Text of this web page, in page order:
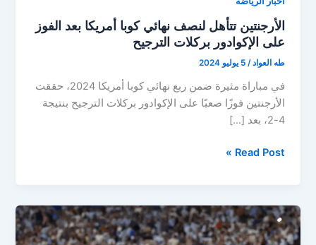
الأرجنتين تتأهل لنصف نهائي كوبا أمريكا بعد الفوز
على الإكوادور بركلات الترجيح
طه العواد/5 يوليو 2024
في مباراة مثيرة ضمن ربع نهائي كوبا أمريكا 2024، حققت
الأرجنتين فوزًا صعبًا على الإكوادور بركلات الترجيح بنتيجة
4-2، بعد […]
الأرجنتين
نهائي
كوبا
أمريكا
Read Post »